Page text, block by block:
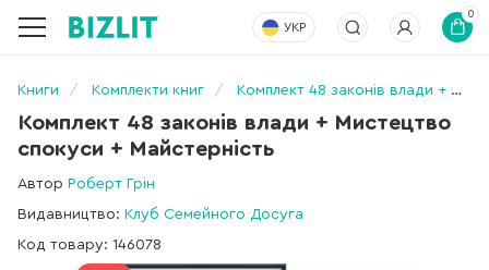
УКР
0
Книги Комплекти книг Комплект 48 законів влади + Мистецтво спокуси + Майстерність
Комплект 48 законів влади + Мистецтво
спокуси + Майстерність
Автор Роберт Грін
Видавництво: Клуб Семейного Досуга
Код товару: 146078